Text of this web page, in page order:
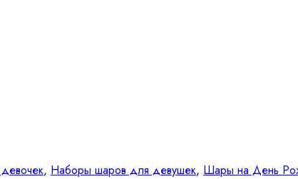
, Наборы шаров для девушек, Шары на День